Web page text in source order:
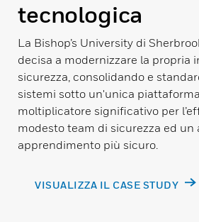
tecnologica
La Bishop’s University di
decisa a modernizzare la propria
sicurezza, consolidando e
sistemi sotto un'unica
moltiplicatore significativo per
modesto team di sicurezza ed un
apprendimento più sicuro.
VISUALIZZA IL CASE STUDY